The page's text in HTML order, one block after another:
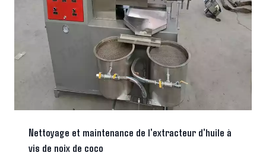
Nettoyage et maintenance de l'extracteur d'huile à
vis de noix de coco